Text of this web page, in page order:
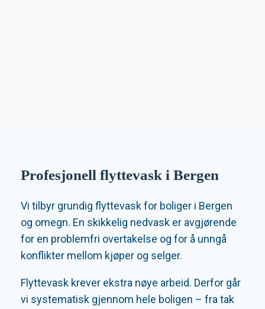
Profesjonell flyttevask i Bergen
Vi tilbyr grundig flyttevask for boliger i Bergen
og omegn. En skikkelig nedvask er avgjørende
for en problemfri overtakelse og for å unngå
konflikter mellom kjøper og selger.
Flyttevask krever ekstra nøye arbeid. Derfor går
vi systematisk gjennom hele boligen – fra tak